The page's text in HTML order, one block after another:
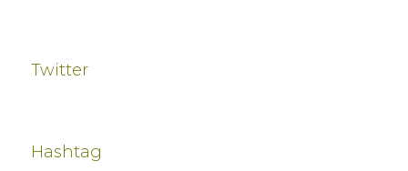
Twitter
Hashtag